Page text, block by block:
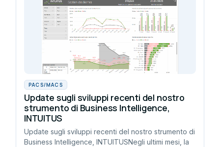
PACS/MACS
Update sugli sviluppi recenti del nostro
strumento di Business Intelligence,
INTUITUS
Update sugli sviluppi recenti del nostro strumento di
Business Intelligence, INTUITUSNegli ultimi mesi, la